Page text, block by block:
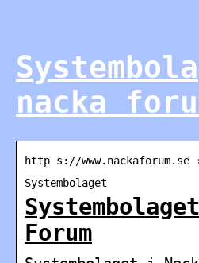
nacka
http s://www.nackaforum.se
Systembolaget
Forum